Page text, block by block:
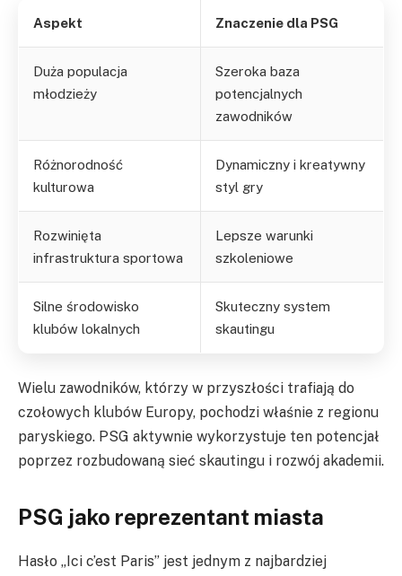
Aspekt Znaczenie dla PSG
Duża populacja
młodzieży
Szeroka baza
potencjalnych
zawodników
Różnorodność
kulturowa
Dynamiczny i kreatywny
styl gry
Rozwinięta
infrastruktura sportowa
Lepsze warunki
szkoleniowe
Silne środowisko
klubów lokalnych
Skuteczny system
skautingu
Wielu zawodników, którzy w przyszłości trafiają do
czołowych klubów Europy, pochodzi właśnie z regionu
paryskiego. PSG aktywnie wykorzystuje ten potencjał
poprzez rozbudowaną sieć skautingu i rozwój akademii.
PSG jako reprezentant miasta
Hasło „Ici c’est Paris” jest jednym z najbardziej